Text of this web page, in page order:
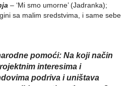
– ‘Mi smo umorne’ (Jadranka);
sa malim sredstvima, i same sebe
pomoći: Na koji način
interesima i
podriva i uništava